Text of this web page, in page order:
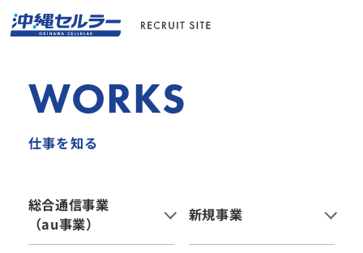
WORKS
仕事を知る
総合通信事業
（au事業）
新規事業